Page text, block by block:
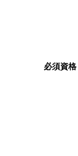
必須資格